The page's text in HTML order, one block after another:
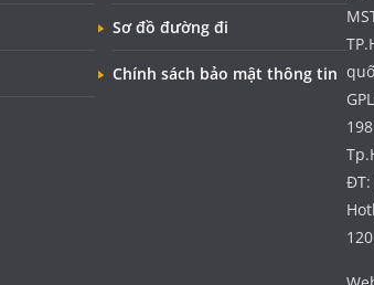
Sơ đồ đường đi
Chính sách bảo mật thông tin
ĐT:
120